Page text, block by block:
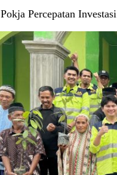
Pokja Percepatan Investasi